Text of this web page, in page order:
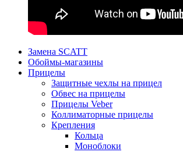
Замена SCATT
Обоймы-магазины
Прицелы
Защитные чехлы на прицел
Обвес на прицелы
Прицелы Veber
Коллиматорные прицелы
Крепления
Кольца
Моноблоки